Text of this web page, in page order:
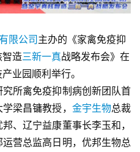
限公司主办的《家禽免疫抑
智造三新一真战略发布会》在
业园顺利举行。
所禽免疫抑制病创新团队首
梁昌镛教授， 金宇生物总裁
、辽宁益康董事长李玉和，
营总监高日明，优邦生物总